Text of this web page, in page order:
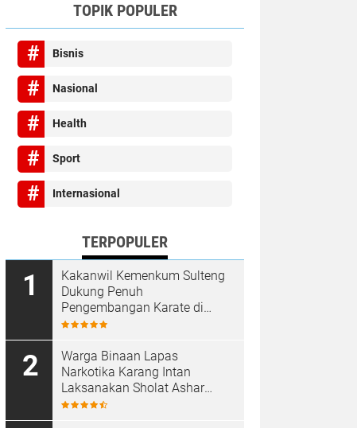
TOPIK POPULER
Bisnis
Nasional
Health
Sport
Internasional
TERPOPULER
Kakanwil Kemenkum Sulteng
Dukung Penuh
Pengembangan Karate di
Bumi Seribu Megalith
Warga Binaan Lapas
Narkotika Karang Intan
Laksanakan Sholat Ashar
Berjamaah di Masjid At-